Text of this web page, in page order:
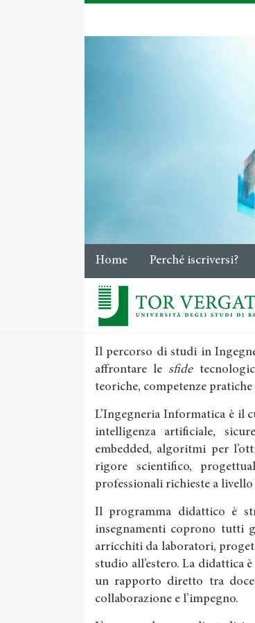
Home Perché iscriversi?
Il percorso di studi in
affrontare le sfide
teoriche, competenze
L’Ingegneria Informatica è il
intelligenza artificiale,
embedded, algoritmi per
rigore scientifico,
professionali richieste a
Il programma didattico è
insegnamenti coprono tutti
arricchiti da laboratori,
studio all’estero. La didattica
un rapporto diretto tra
collaborazione e l’impegno.